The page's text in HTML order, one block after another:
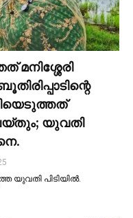
യുവതി
യുവതി പിടിയില്‍.